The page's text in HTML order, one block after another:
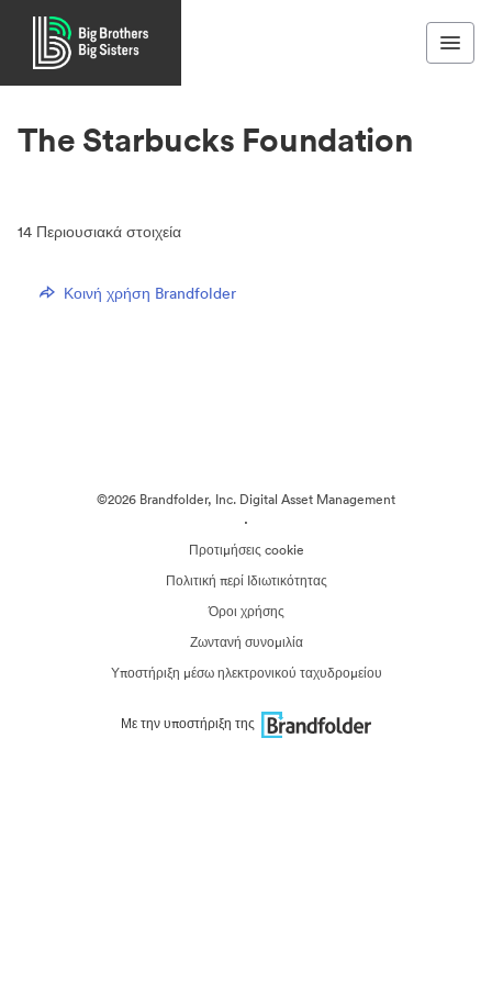
The Starbucks Foundation
14 Περιουσιακά στοιχεία
Κοινή χρήση Brandfolder
©2026 Brandfolder, Inc. Digital Asset Management
·
Προτιμήσεις cookie
Πολιτική περί Ιδιωτικότητας
Όροι χρήσης
Ζωντανή συνομιλία
Υποστήριξη μέσω ηλεκτρονικού ταχυδρομείου
Με την υποστήριξη της